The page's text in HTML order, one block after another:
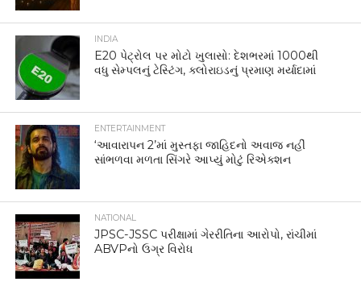
INDIA
E20 પેટ્રોલ પર મોટો ખુલાસો: દેશભરમાં 1000થી
વધુ સેમ્પલનું ટેસ્ટિંગ, ક્લોરાઇડનું પ્રમાણ મર્યાદામાં
ENTERTAINMENT
‘આવારાપન 2’માં મુસ્તફા જાહિદનો અવાજ નહીં
સાંભળવા મળતા સિંગરે આપ્યું મોટું રિએક્શન
NATIONAL
JPSC-JSSC પરીક્ષામાં ગેરરીતિના આરોપો, રાંચીમાં
ABVPનો ઉગ્ર વિરોધ